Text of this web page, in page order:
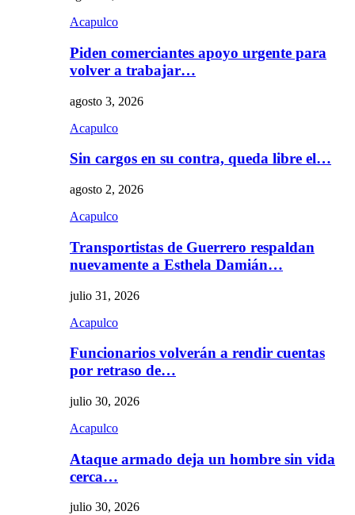
Acapulco
Piden comerciantes apoyo urgente para
volver a trabajar…
agosto 3, 2026
Acapulco
Sin cargos en su contra, queda libre el…
agosto 2, 2026
Acapulco
Transportistas de Guerrero respaldan
nuevamente a Esthela Damián…
julio 31, 2026
Acapulco
Funcionarios volverán a rendir cuentas
por retraso de…
julio 30, 2026
Acapulco
Ataque armado deja un hombre sin vida
cerca…
julio 30, 2026